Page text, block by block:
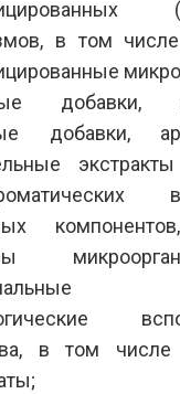
в том числе
добавки,
добавки,
в том числе